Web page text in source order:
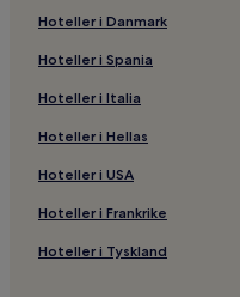
Hoteller i Danmark
Hoteller i Spania
Hoteller i Italia
Hoteller i Hellas
Hoteller i USA
Hoteller i Frankrike
Hoteller i Tyskland